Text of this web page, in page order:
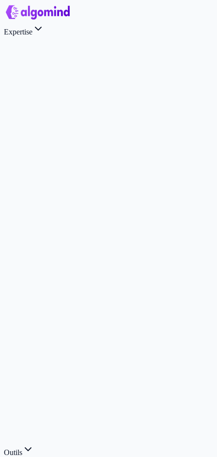
Expertise
Outils